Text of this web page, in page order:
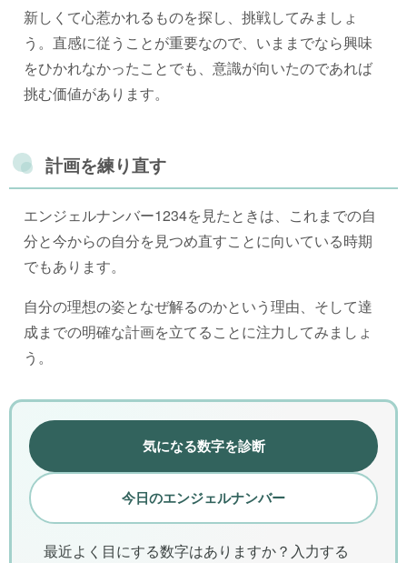
新しくて心惹かれるものを探し、挑戦してみましょ
う。直感に従うことが重要なので、いままでなら興味
をひかれなかったことでも、意識が向いたのであれば
挑む価値があります。
計画を練り直す
エンジェルナンバー1234を見たときは、これまでの自
分と今からの自分を見つめ直すことに向いている時期
でもあります。
自分の理想の姿となぜ解るのかという理由、そして達
成までの明確な計画を立てることに注力してみましょ
う。
気になる数字を診断
今日のエンジェルナンバー
最近よく目にする数字はありますか？入力する